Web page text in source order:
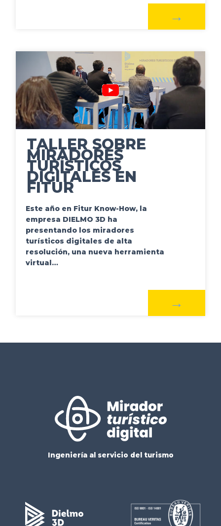
TALLER SOBRE
MIRADORES
TURÍSTICOS
DIGITALES EN
FITUR
Este año en Fitur Know-How, la
empresa DIELMO 3D ha
presentando los miradores
turísticos digitales de alta
resolución, una nueva herramienta
virtual…
Ingeniería al servicio del turismo